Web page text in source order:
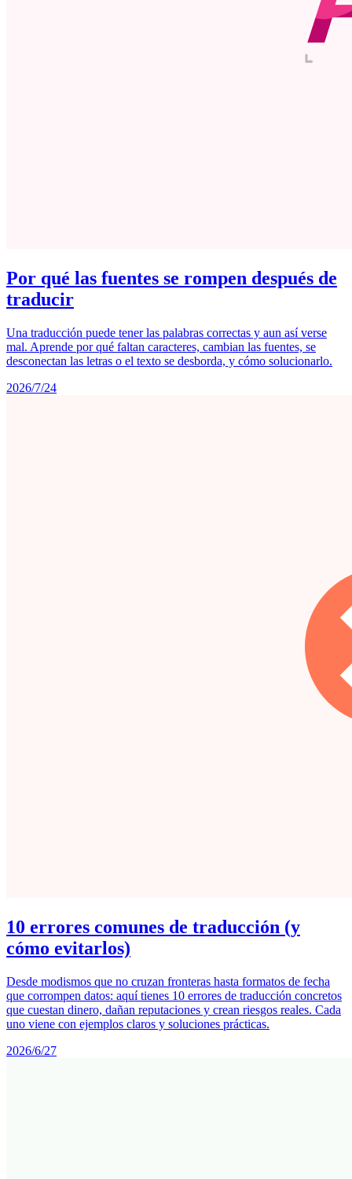
Por qué las fuentes se rompen después de
traducir
Una traducción puede tener las palabras correctas y aun así verse
mal. Aprende por qué faltan caracteres, cambian las fuentes, se
desconectan las letras o el texto se desborda, y cómo solucionarlo.
2026/7/24
10 errores comunes de traducción (y
cómo evitarlos)
Desde modismos que no cruzan fronteras hasta formatos de fecha
que corrompen datos: aquí tienes 10 errores de traducción concretos
que cuestan dinero, dañan reputaciones y crean riesgos reales. Cada
uno viene con ejemplos claros y soluciones prácticas.
2026/6/27